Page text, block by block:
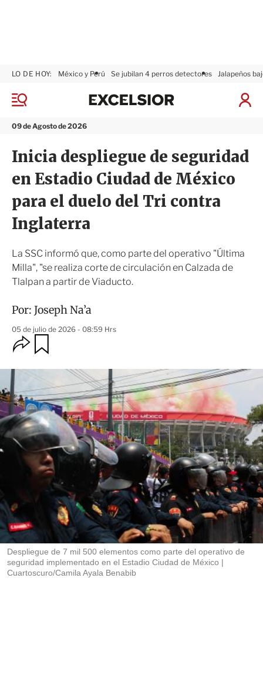
M
n
09 de Agosto de 2026
LO DE HOY: México y Perú Se jubilan 4 perros detectores Jalapeños
I
i
a
x
i
o
r
Inicia despliegue de seguridad
en Estadio Ciudad de México
para el duelo del Tri contra
Inglaterra
La SSC informó que, como parte del operativo "Última
Milla", "se realiza corte de circulación en Calzada de
Tlalpan a partir de Viaducto.
Por: Joseph Na’a
05 de julio de 2026 - 08:59 Hrs
O
p
i
n
e
s
d
e
c
m
t
i
r
a
r
Despliegue de 7 mil 500 elementos como parte del operativo de
seguridad implementado en el Estadio Ciudad de México
Cuartoscuro/Camila Ayala Benabib